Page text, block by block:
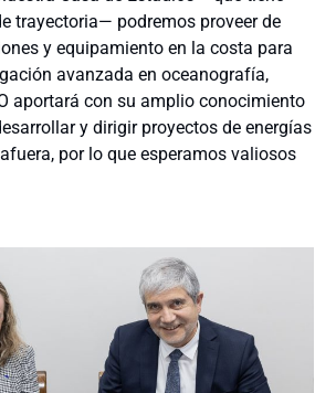
trayectoria― podremos proveer de
y equipamiento en la costa para
avanzada en oceanografía,
aportará con su amplio conocimiento
y dirigir proyectos de energías
por lo que esperamos valiosos